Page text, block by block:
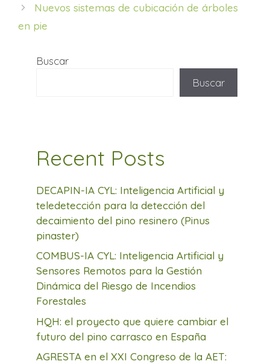
Nuevos sistemas de cubicación de árboles
en pie
Buscar
Buscar
Recent Posts
DECAPIN-IA CYL: Inteligencia Artificial y
teledetección para la detección del
decaimiento del pino resinero (Pinus
pinaster)
COMBUS-IA CYL: Inteligencia Artificial y
Sensores Remotos para la Gestión
Dinámica del Riesgo de Incendios
Forestales
HQH: el proyecto que quiere cambiar el
futuro del pino carrasco en España
AGRESTA en el XXI Congreso de la AET: